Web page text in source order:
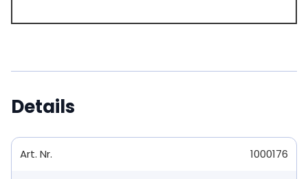
Details
Art. Nr. 1000176